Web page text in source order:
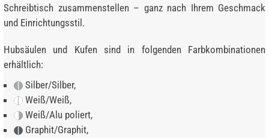
Schreibtisch zusammenstellen – ganz nach Ihrem Geschmack
und Einrichtungsstil.
Hubsäulen und Kufen sind in folgenden Farbkombinationen
erhältlich:
Silber/Silber,
Weiß/Weiß,
Weiß/Alu poliert,
Graphit/Graphit,